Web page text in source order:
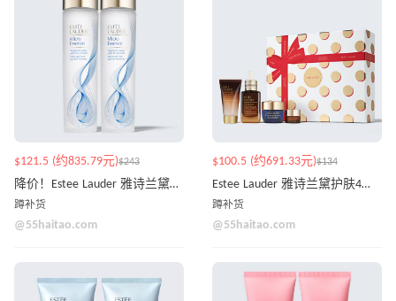
$121.5 (约835.79元)$243
降价！Estee Lauder 雅诗兰黛原生液双胞胎套装
蹲补货
@55haitao.com
$100.5 (约691.33元)$134
Estee Lauder 雅诗兰黛护肤4件套 价值$207
蹲补货
@55haitao.com